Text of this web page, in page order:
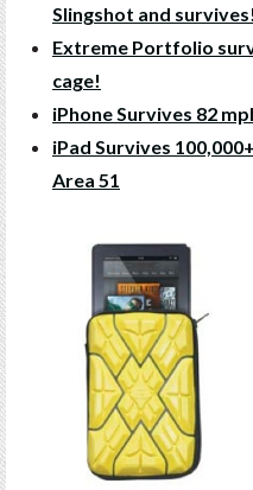
Slingshot and survives!
Extreme Portfolio
cage!
iPhone Survives 82
iPad Survives
Area 51